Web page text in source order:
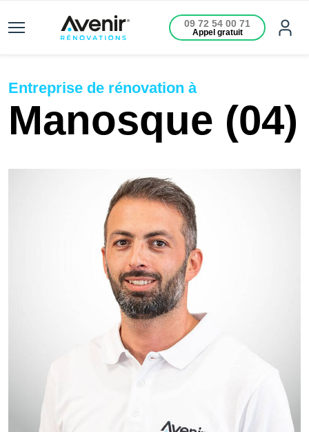
09 72 54 00 71
Appel gratuit
Entreprise de rénovation à
Manosque (04)